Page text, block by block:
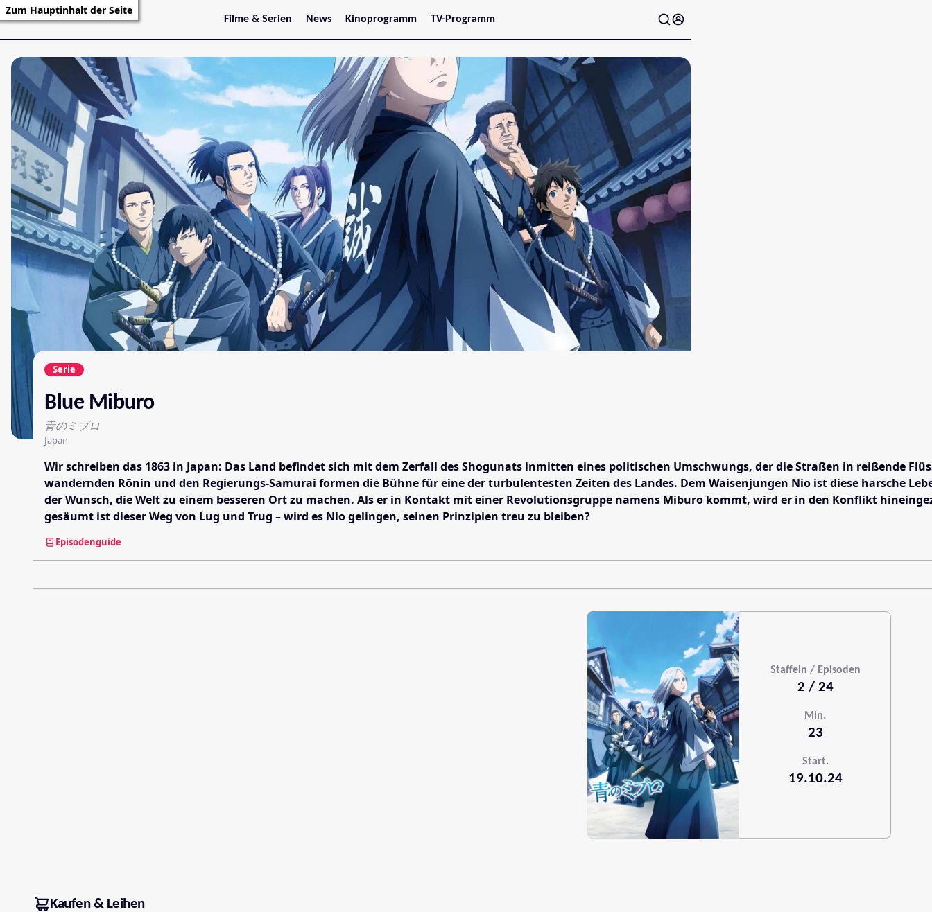
Zum Hauptinhalt der Seite
Filme & Serien
Trailer
News
Stars
Kinoprogramm
Jetzt im Kino
Wien
Niederösterreich
Oberösterreich
Steiermark
Burgenland
Kärnten
Salzburg
Tirol
Vorarlberg
TV-Programm
Serie
Blue Miburo
青のミブロ
Japan
Wir schreiben das 1863 in Japan: Das Land befindet sich mit dem Zerfall des Shogunats inmitten eines politischen Umschwungs, der die Straßen in reißende
wandernden Rōnin und den Regierungs-Samurai formen die Bühne für eine der turbulentesten Zeiten des Landes. Dem Waisenjungen Nio ist diese harsche
der Wunsch, die Welt zu einem besseren Ort zu machen. Als er in Kontakt mit einer Revolutionsgruppe namens Miburo kommt, wird er in den Konflikt
gesäumt ist dieser Weg von Lug und Trug – wird es Nio gelingen, seinen Prinzipien treu zu bleiben?
Episodenguide
Staffeln / Episoden
2 / 24
Min.
23
Start.
19.10.24
Kaufen & Leihen